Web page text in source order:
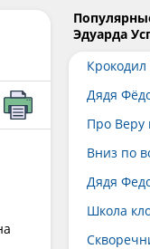
Эдуарда
Крокодил
Дядя
Про Веру
Вниз по
Дядя
Школа